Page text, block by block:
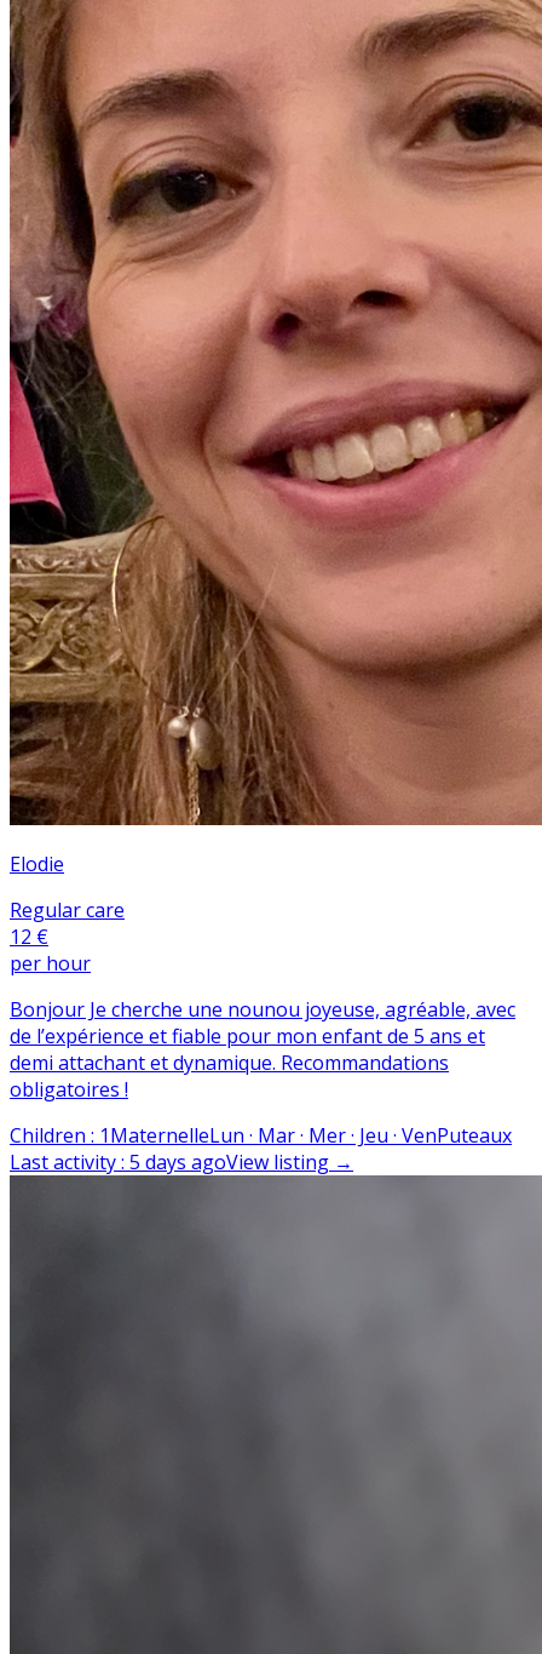
Elodie
Regular care
12 €
per hour
Bonjour Je cherche une nounou joyeuse, agréable, avec
de l’expérience et fiable pour mon enfant de 5 ans et
demi attachant et dynamique. Recommandations
obligatoires !
Children : 1MaternelleLun · Mar · Mer · Jeu · VenPuteaux
Last activity: 5 days agoView listing →